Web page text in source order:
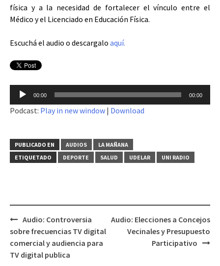
física y a la necesidad de fortalecer el vínculo entre el
Médico y el Licenciado en Educación Física.
Escuchá el audio o descargalo aquí.
Reproductor
audio
00:00 00:00
Podcast: Play in new window | Download
PUBLICADO EN AUDIOS
LA MAÑANA
ETIQUETADO
DEPORTE SALUD UDELAR UNI RADIO
Navegación
de
entradas
Audio: Controversia
sobre frecuencias TV digital
comercial y audiencia para
TV digital publica
Audio: Elecciones a Concejos
Vecinales y Presupuesto
Participativo